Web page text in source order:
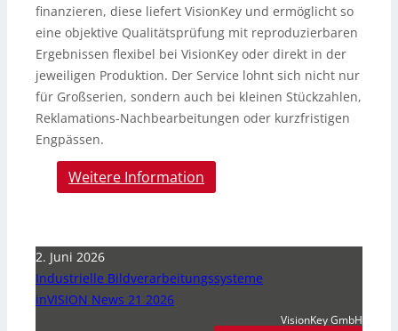
finanzieren, diese liefert VisionKey und ermöglicht so
eine objektive Qualitätsprüfung mit reproduzierbaren
Ergebnissen flexibel bei VisionKey oder direkt in der
jeweiligen Produktion. Der Service lohnt sich nicht nur
für Großserien, sondern auch bei kleinen Stückzahlen,
Reklamations-Nachbearbeitungen oder kurzfristigen
Engpässen.
Weitere Information
2. Juni 2026
Industrielle Bildverarbeitungssysteme
inVISION News 21 2026
VisionKey GmbH